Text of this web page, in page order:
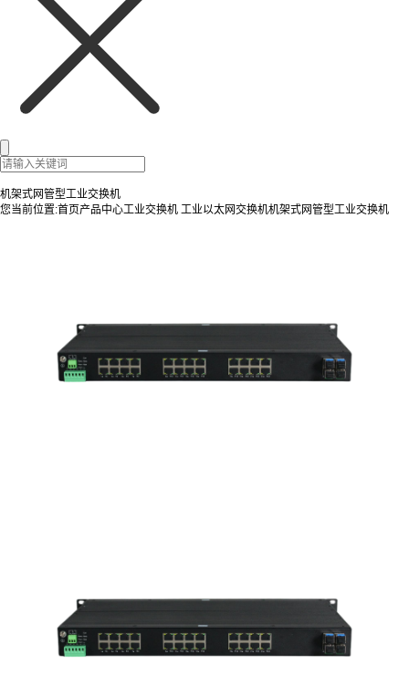
机架式网管型工业交换机
您当前位置:首页产品中心工业交换机 工业以太网交换机机架式网管型工业交换机